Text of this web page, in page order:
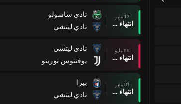
17 مايو
انتهاء وقت المباراة
نادي ساسولو
نادي ليتشي
09 مايو
انتهاء وقت المباراة
نادي ليتشي
يوفنتوس تورينو
01 مايو
انتهاء وقت المباراة
بيزا
نادي ليتشي